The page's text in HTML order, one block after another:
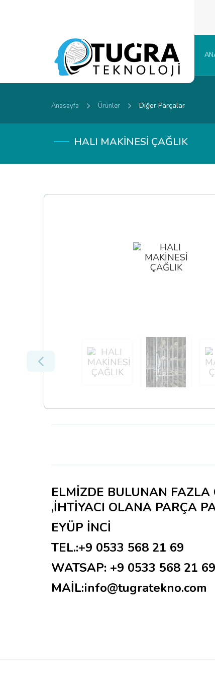
Anasayfa Ürünler Diğer Parçalar
HALI MAKİNESİ ÇAĞLIK
ELMİZDE BULUNAN
,İHTİYACI OLANA PARÇA
EYÜP İNCİ
TEL.:+9 0533 568 21 69
WATSAP: +9 0533 568 21 69
MAİL:info@tugratekno.com